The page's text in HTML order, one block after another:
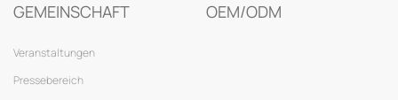
GEMEINSCHAFT
Veranstaltungen
Pressebereich
OEM/ODM